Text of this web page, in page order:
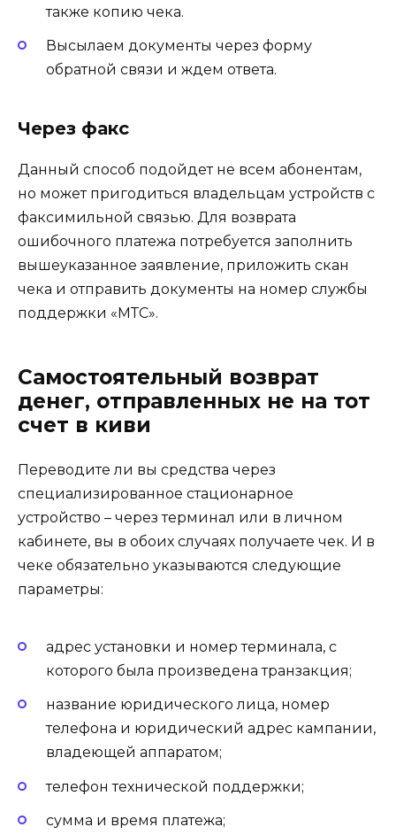
также копию чека.
Высылаем документы через форму
обратной связи и ждем ответа.
Через факс
Данный способ подойдет не всем абонентам,
но может пригодиться владельцам устройств с
факсимильной связью. Для возврата
ошибочного платежа потребуется заполнить
вышеуказанное заявление, приложить скан
чека и отправить документы на номер службы
поддержки «МТС».
Самостоятельный возврат
денег, отправленных не на тот
счет в киви
Переводите ли вы средства через
специализированное стационарное
устройство – через терминал или в личном
кабинете, вы в обоих случаях получаете чек. И в
чеке обязательно указываются следующие
параметры:
адрес установки и номер терминала, с
которого была произведена транзакция;
название юридического лица, номер
телефона и юридический адрес кампании,
владеющей аппаратом;
телефон технической поддержки;
сумма и время платежа;